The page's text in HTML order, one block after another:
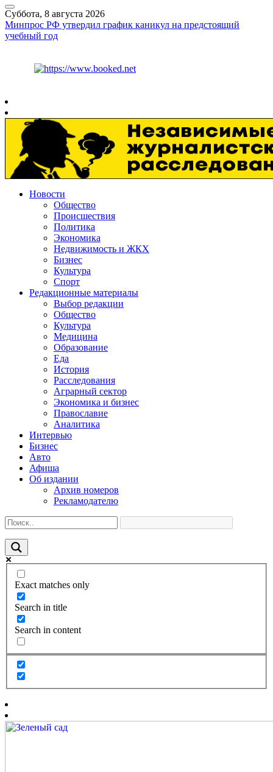
Суббота, 8 августа 2026
Минпрос РФ утвердил график каникул на предстоящий
учебный год
Новости
Общество
Происшествия
Политика
Экономика
Недвижимость и ЖКХ
Бизнес
Культура
Спорт
Редакционные материалы
Выбор редакции
Общество
Культура
Медицина
Образование
Еда
История
Расследования
Аграрный сектор
Экономика и бизнес
Православие
Аналитика
Интервью
Бизнес
Авто
Афиша
Об издании
Архив номеров
Рекламодателю
Exact matches only
Search in title
Search in content